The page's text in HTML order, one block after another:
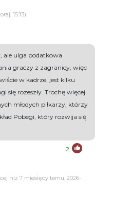
15:13)
ale ulga podatkowa
graczy z zagranicy, więc
w kadrze, jest kilku
się rozeszły. Trochę więcej
młodych piłkarzy, którzy
Pobegi, który rozwija się
2
niż 7 miesięcy temu, 2026-